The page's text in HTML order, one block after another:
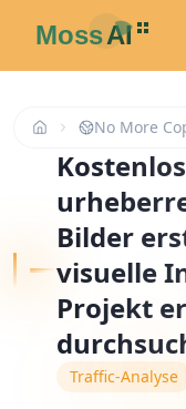
No More
Bilder
visuelle
Projekt
Traffic-Analyse